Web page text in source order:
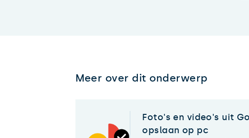
Meer over dit onderwerp
Foto's en video's uit
opslaan op pc